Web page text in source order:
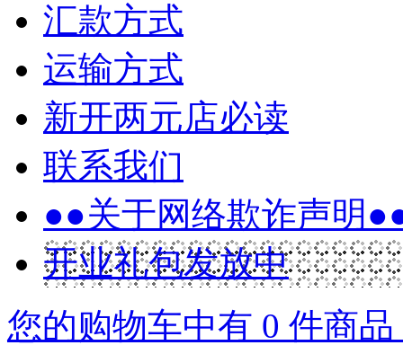
汇款方式
运输方式
新开两元店必读
联系我们
●●关于网络欺诈声明
开业礼包发放中
您的购物车中有 0 件商